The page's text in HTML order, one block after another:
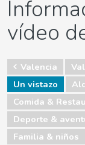
vídeo
Valencia
Un vistazo
Comida &
Deporte &
Familia & niños